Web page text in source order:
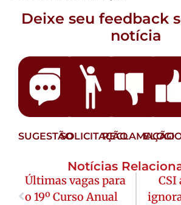
Deixe seu feedback
notícia
SUGESTÃOSOLICITAÇÃORECLAMAÇÃO
Notícias
Últimas vagas para
o 19º Curso Anual
CSI